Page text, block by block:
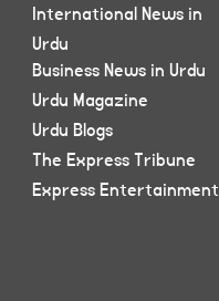
International News in
Urdu
Business News in Urdu
Urdu Magazine
Urdu Blogs
The Express Tribune
Express Entertainment